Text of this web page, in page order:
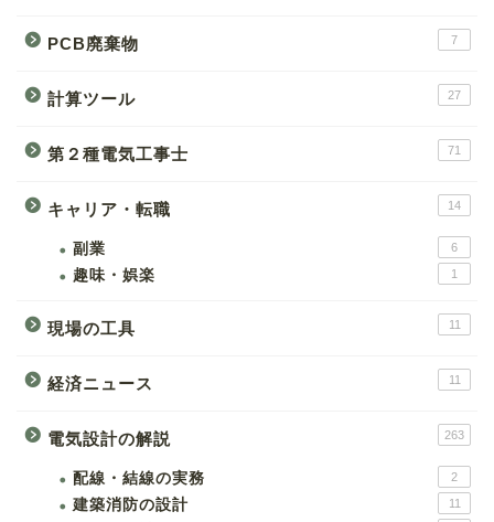
PCB廃棄物 7
計算ツール 27
第２種電気工事士 71
キャリア・転職 14
副業 6
趣味・娯楽 1
現場の工具 11
経済ニュース 11
電気設計の解説 263
配線・結線の実務 2
建築消防の設計 11